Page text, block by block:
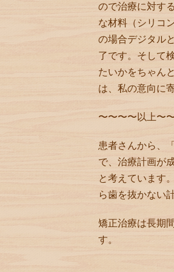
ので治療に対す
な材料（シリコ
の場合デジタル
了です。そして
たいかをちゃん
は、私の意向に
〜〜〜〜以上〜
患者さんから、
で、治療計画が
と考えています
ら歯を抜かない
矯正治療は長期
す。